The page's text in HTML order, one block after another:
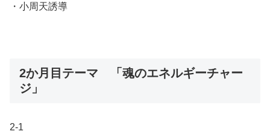
・小周天誘導
2か月目テーマ 「魂のエネルギーチャー
ジ」
2‐1